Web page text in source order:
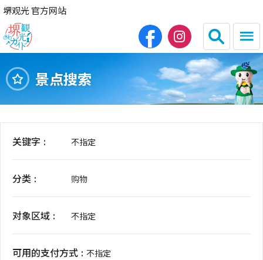
堺观光 官方网站
日本語 English
观光景点
餐饮
住宿
景点搜索
关键字 不指定
分类 购物
对象区域 不指定
可用的支付方式 不指定